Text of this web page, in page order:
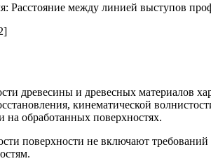
Расстояние между линией выступов
древесины и древесных материалов
кинематической
на обработанных поверхностях.
поверхности не включают